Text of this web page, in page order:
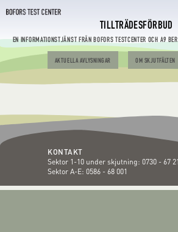
TILLTRÄDESFÖRBUD
EN INFORMATIONSTJÄNST FRÅN BOFORS TESTCENTER OCH A9
AKTUELLA AVLYSNINGAR OM SKJUTFÄLTEN
KONTAKT
Sektor 1-10 under skjutning: 0730 - 67
Sektor A-E: 0586 - 68 001